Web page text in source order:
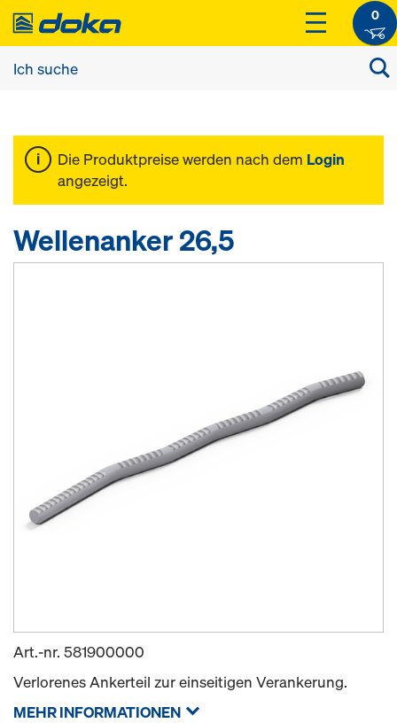
0
Die Produktpreise werden nach dem Login
angezeigt.
Wellenanker 26,5
Art.-nr. 581900000
Verlorenes Ankerteil zur einseitigen Verankerung.
MEHR INFORMATIONEN